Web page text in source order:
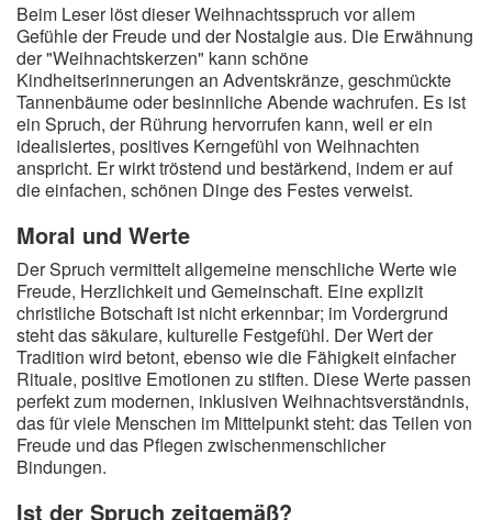
Beim Leser löst dieser Weihnachtsspruch vor allem
Gefühle der Freude und der Nostalgie aus. Die Erwähnung
der "Weihnachtskerzen" kann schöne
Kindheitserinnerungen an Adventskränze, geschmückte
Tannenbäume oder besinnliche Abende wachrufen. Es ist
ein Spruch, der Rührung hervorrufen kann, weil er ein
idealisiertes, positives Kerngefühl von Weihnachten
anspricht. Er wirkt tröstend und bestärkend, indem er auf
die einfachen, schönen Dinge des Festes verweist.
Moral und Werte
Der Spruch vermittelt allgemeine menschliche Werte wie
Freude, Herzlichkeit und Gemeinschaft. Eine explizit
christliche Botschaft ist nicht erkennbar; im Vordergrund
steht das säkulare, kulturelle Festgefühl. Der Wert der
Tradition wird betont, ebenso wie die Fähigkeit einfacher
Rituale, positive Emotionen zu stiften. Diese Werte passen
perfekt zum modernen, inklusiven Weihnachtsverständnis,
das für viele Menschen im Mittelpunkt steht: das Teilen von
Freude und das Pflegen zwischenmenschlicher
Bindungen.
Ist der Spruch zeitgemäß?